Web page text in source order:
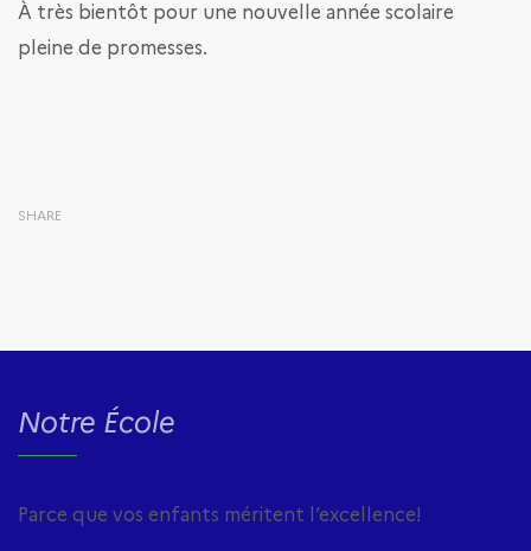
À très bientôt pour une nouvelle année scolaire
pleine de promesses.
SHARE
Notre École
Parce que vos enfants méritent l’excellence!